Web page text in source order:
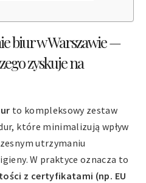
biur w Warszawie —
zyskuje na
to kompleksowy zestaw
które minimalizują wpływ
utrzymaniu
W praktyce oznacza to
z certyfikatami (np. EU